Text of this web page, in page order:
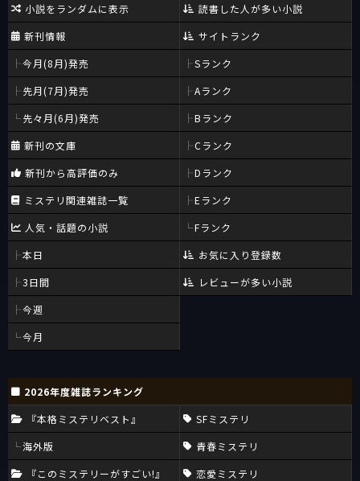
小説をランダムに表示
新刊情報
今月(8月)発売
先月(7月)発売
先々月(6月)発売
新刊の文庫
新刊から高評価のみ
ミステリ関連雑誌一覧
人気・話題の小説
本日
3日間
今週
今月
読書した人が多い小説
サイトランク
Sランク
Aランク
Bランク
Cランク
Dランク
Eランク
Fランク
お気に入り登録数
レビューが多い小説
2026年度雑誌ランキング
『本格ミステリベスト』
海外版
『このミステリーがすごい!』
SFミステリ
青春ミステリ
恋愛ミステリ